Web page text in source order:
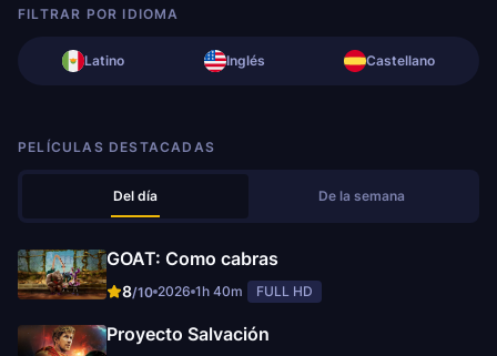
FILTRAR POR IDIOMA
Latino Inglés Castellano
PELÍCULAS DESTACADAS
Del día De la semana
GOAT: Como cabras
8/10 2026 1h 40m FULL HD
Proyecto Salvación